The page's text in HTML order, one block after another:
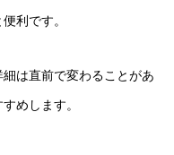
利です。
は直前で変わることがあ
めします。